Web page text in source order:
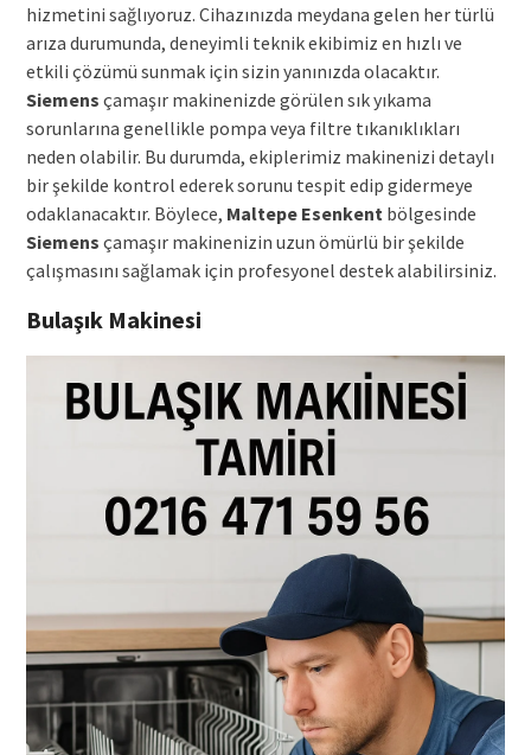
hizmetini sağlıyoruz. Cihazınızda meydana gelen her türlü
arıza durumunda, deneyimli teknik ekibimiz en hızlı ve
etkili çözümü sunmak için sizin yanınızda olacaktır.
Siemens çamaşır makinenizde görülen sık yıkama
sorunlarına genellikle pompa veya filtre tıkanıklıkları
neden olabilir. Bu durumda, ekiplerimiz makinenizi detaylı
bir şekilde kontrol ederek sorunu tespit edip gidermeye
odaklanacaktır. Böylece, Maltepe Esenkent bölgesinde
Siemens çamaşır makinenizin uzun ömürlü bir şekilde
çalışmasını sağlamak için profesyonel destek alabilirsiniz.
Bulaşık Makinesi